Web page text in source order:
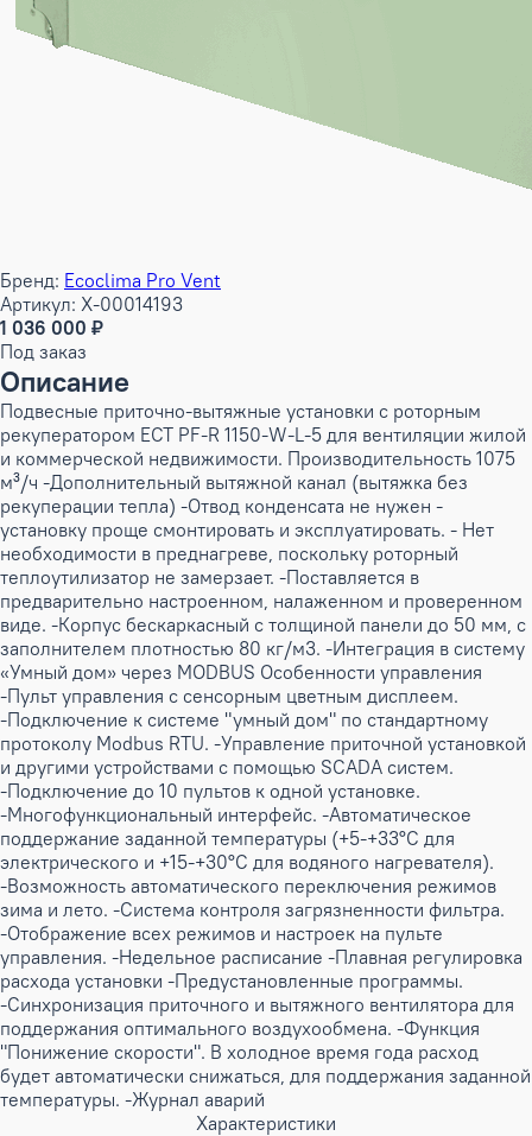
Бренд: Ecoclima Pro Vent
Артикул: X-00014193
1 036 000 ₽
Под заказ
Описание
Подвесные приточно-вытяжные установки с роторным
рекуператором ECT PF-R 1150-W-L-5 для вентиляции жилой
и коммерческой недвижимости. Производительность 1075
м³/ч -Дополнительный вытяжной канал (вытяжка без
рекуперации тепла) -Отвод конденсата не нужен -
установку проще смонтировать и эксплуатировать. - Нет
необходимости в преднагреве, поскольку роторный
теплоутилизатор не замерзает. -Поставляется в
предварительно настроенном, налаженном и проверенном
виде. -Корпус бескаркасный с толщиной панели до 50 мм, с
заполнителем плотностью 80 кг/м3. -Интеграция в систему
«Умный дом» через MODBUS Особенности управления
-Пульт управления с сенсорным цветным дисплеем.
-Подключение к системе "умный дом" по стандартному
протоколу Modbus RTU. -Управление приточной установкой
и другими устройствами с помощью SCADA систем.
-Подключение до 10 пультов к одной установке.
-Многофункциональный интерфейс. -Автоматическое
поддержание заданной температуры (+5-+33°С для
электрического и +15-+30°С для водяного нагревателя).
-Возможность автоматического переключения режимов
зима и лето. -Система контроля загрязненности фильтра.
-Отображение всех режимов и настроек на пульте
управления. -Недельное расписание -Плавная регулировка
расхода установки -Предустановленные программы.
-Синхронизация приточного и вытяжного вентилятора для
поддержания оптимального воздухообмена. -Функция
"Понижение скорости". В холодное время года расход
будет автоматически снижаться, для поддержания заданной
температуры. -Журнал аварий
Характеристики